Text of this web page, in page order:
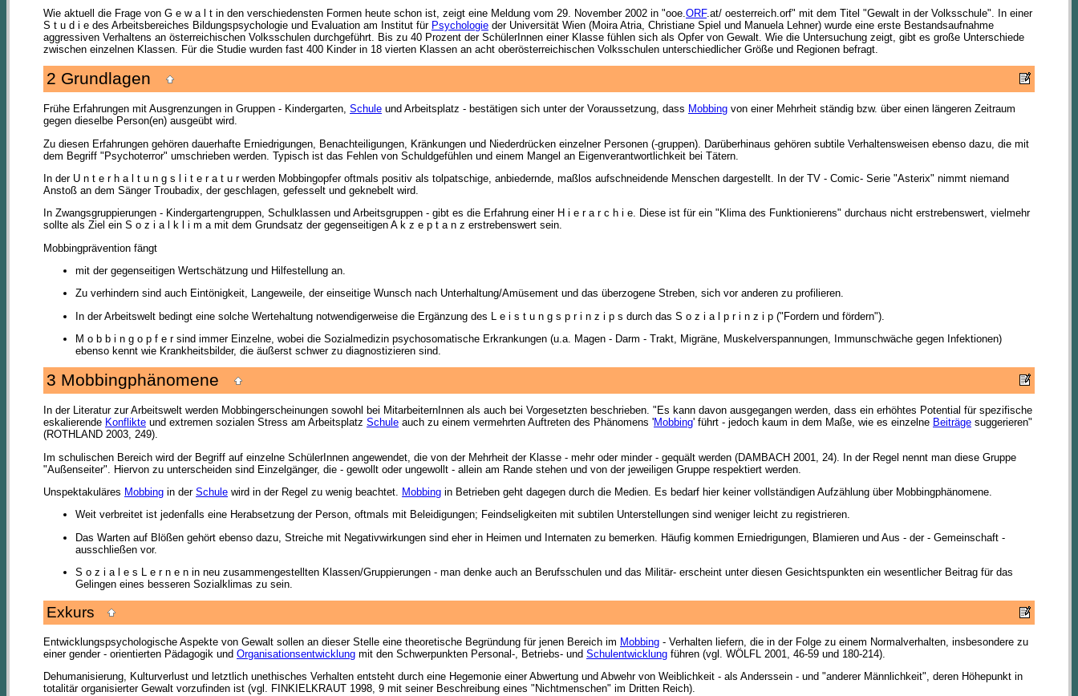
Wie aktuell die Frage von G e w a l t in den verschiedensten Formen heute schon ist, zeigt eine Meldung vom 29. November 2002 in "ooe. ORF.at/ oesterreich.orf" mit dem Titel "Gewalt in der Volksschule". In einer
S t u d i e des Arbeitsbereiches Bildungspsychologie und Evaluation am Institut für Psychologie der Universität Wien (Moira Atria, Christiane Spiel und Manuela Lehner) wurde eine erste Bestandsaufnahme
aggressiven Verhaltens an österreichischen Volksschulen durchgeführt. Bis zu 40 Prozent der SchülerInnen einer Klasse fühlen sich als Opfer von Gewalt. Wie die Untersuchung zeigt, gibt es große Unterschiede
zwischen einzelnen Klassen. Für die Studie wurden fast 400 Kinder in 18 vierten Klassen an acht oberösterreichischen Volksschulen unterschiedlicher Größe und Regionen befragt.
2 Grundlagen
Frühe Erfahrungen mit Ausgrenzungen in Gruppen - Kindergarten, Schule und Arbeitsplatz - bestätigen sich unter der Voraussetzung, dass Mobbing von einer Mehrheit ständig bzw. über einen längeren Zeitraum
gegen dieselbe Person(en) ausgeübt wird.
Zu diesen Erfahrungen gehören dauerhafte Erniedrigungen, Benachteiligungen, Kränkungen und Niederdrücken einzelner Personen (-gruppen). Darüberhinaus gehören subtile Verhaltensweisen ebenso dazu, die mit
dem Begriff "Psychoterror" umschrieben werden. Typisch ist das Fehlen von Schuldgefühlen und einem Mangel an Eigenverantwortlichkeit bei Tätern.
In der U n t e r h a l t u n g s l i t e r a t u r werden Mobbingopfer oftmals positiv als tolpatschige, anbiedernde, maßlos aufschneidende Menschen dargestellt. In der TV - Comic- Serie "Asterix" nimmt niemand
Anstoß an dem Sänger Troubadix, der geschlagen, gefesselt und geknebelt wird.
In Zwangsgruppierungen - Kindergartengruppen, Schulklassen und Arbeitsgruppen - gibt es die Erfahrung einer H i e r a r c h i e. Diese ist für ein "Klima des Funktionierens" durchaus nicht erstrebenswert, vielmehr
sollte als Ziel ein S o z i a l k l i m a mit dem Grundsatz der gegenseitigen A k z e p t a n z erstrebenswert sein.
Mobbingprävention fängt
mit der gegenseitigen Wertschätzung und Hilfestellung an.
Zu verhindern sind auch Eintönigkeit, Langeweile, der einseitige Wunsch nach Unterhaltung/Amüsement und das überzogene Streben, sich vor anderen zu profilieren.
In der Arbeitswelt bedingt eine solche Wertehaltung notwendigerweise die Ergänzung des L e i s t u n g s p r i n z i p s durch das S o z i a l p r i n z i p ("Fordern und fördern").
M o b b i n g o p f e r sind immer Einzelne, wobei die Sozialmedizin psychosomatische Erkrankungen (u.a. Magen - Darm - Trakt, Migräne, Muskelverspannungen, Immunschwäche gegen Infektionen)
ebenso kennt wie Krankheitsbilder, die äußerst schwer zu diagnostizieren sind.
3 Mobbingphänomene
In der Literatur zur Arbeitswelt werden Mobbingerscheinungen sowohl bei MitarbeiternInnen als auch bei Vorgesetzten beschrieben. "Es kann davon ausgegangen werden, dass ein erhöhtes Potential für spezifische
eskalierende Konflikte und extremen sozialen Stress am Arbeitsplatz Schule auch zu einem vermehrten Auftreten des Phänomens 'Mobbing' führt - jedoch kaum in dem Maße, wie es einzelne Beiträge suggerieren"
(ROTHLAND 2003, 249).
Im schulischen Bereich wird der Begriff auf einzelne SchülerInnen angewendet, die von der Mehrheit der Klasse - mehr oder minder - gequält werden (DAMBACH 2001, 24). In der Regel nennt man diese Gruppe
"Außenseiter". Hiervon zu unterscheiden sind Einzelgänger, die - gewollt oder ungewollt - allein am Rande stehen und von der jeweiligen Gruppe respektiert werden.
Unspektakuläres Mobbing in der Schule wird in der Regel zu wenig beachtet. Mobbing in Betrieben geht dagegen durch die Medien. Es bedarf hier keiner vollständigen Aufzählung über Mobbingphänomene.
Weit verbreitet ist jedenfalls eine Herabsetzung der Person, oftmals mit Beleidigungen; Feindseligkeiten mit subtilen Unterstellungen sind weniger leicht zu registrieren.
Das Warten auf Blößen gehört ebenso dazu, Streiche mit Negativwirkungen sind eher in Heimen und Internaten zu bemerken. Häufig kommen Erniedrigungen, Blamieren und Aus - der - Gemeinschaft -
ausschließen vor.
S o z i a l e s L e r n e n in neu zusammengestellten Klassen/Gruppierungen - man denke auch an Berufsschulen und das Militär- erscheint unter diesen Gesichtspunkten ein wesentlicher Beitrag für das
Gelingen eines besseren Sozialklimas zu sein.
Exkurs
Entwicklungspsychologische Aspekte von Gewalt sollen an dieser Stelle eine theoretische Begründung für jenen Bereich im Mobbing - Verhalten liefern, die in der Folge zu einem Normalverhalten, insbesondere zu
einer gender - orientierten Pädagogik und Organisationsentwicklung mit den Schwerpunkten Personal-, Betriebs- und Schulentwicklung führen (vgl. WÖLFL 2001, 46-59 und 180-214).
Dehumanisierung, Kulturverlust und letztlich unethisches Verhalten entsteht durch eine Hegemonie einer Abwertung und Abwehr von Weiblichkeit - als Anderssein - und "anderer Männlichkeit", deren Höhepunkt in
totalitär organisierter Gewalt vorzufinden ist (vgl. FINKIELKRAUT 1998, 9 mit seiner Beschreibung eines "Nichtmenschen" im Dritten Reich).